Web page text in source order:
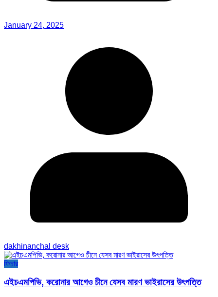
January 24, 2025
dakhinanchal desk
ফিচার
এইচএমপিভি, করোনার আগেও চীনে যেসব মারণ ভাইরাসের উৎপত্তি